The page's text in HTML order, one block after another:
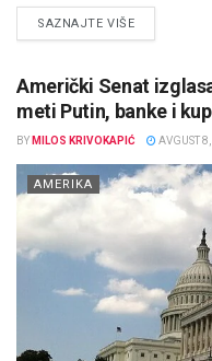
SAZNAJTE VIŠEDETAILS
Američki Senat
meti Putin, banke i
BY MILOS KRIVOKAPIĆ AVGUST
AMERIKA